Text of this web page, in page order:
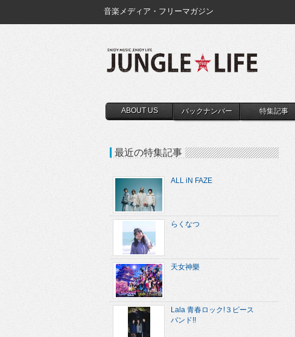
音楽メディア・フリーマガジン
ABOUT US バックナンバー 特集記事
最近の特集記事
ALL iN FAZE
らくなつ
天女神樂
Lala 青春ロック!３ピース
バンド!!